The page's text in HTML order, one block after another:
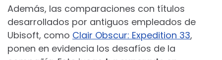
Además, las comparaciones con títulos
desarrollados por antiguos empleados de
Ubisoft, como Clair Obscur: Expedition 33,
ponen en evidencia los desafíos de la